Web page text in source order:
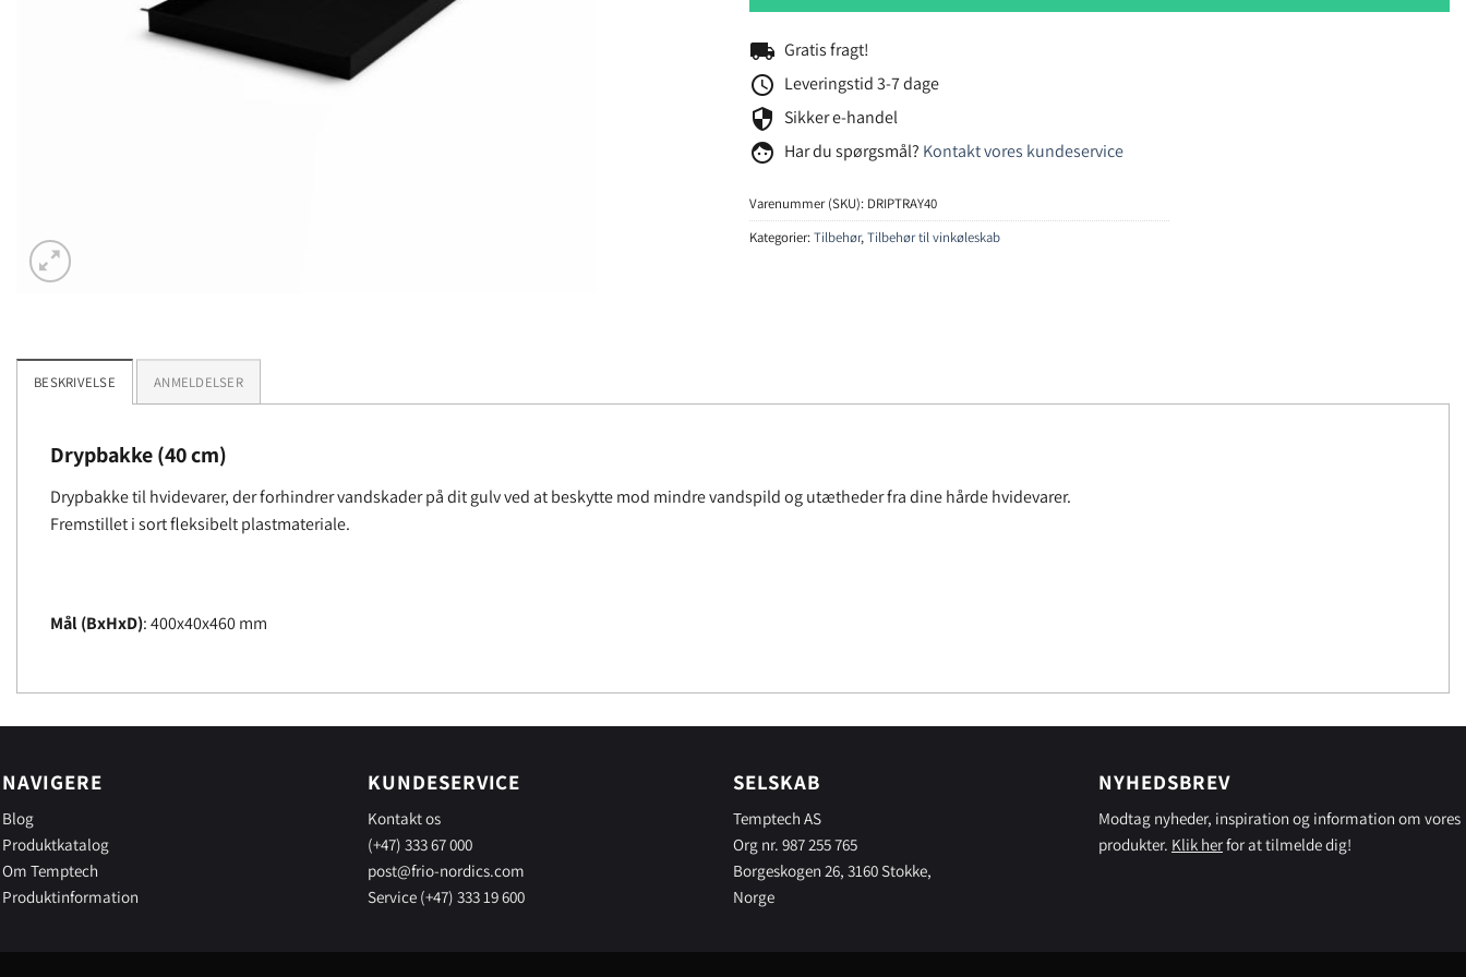
local_shipping Gratis fragt!
schedule Leveringstid 3-7 dage
security Sikker e-handel
face Har du spørgsmål? Kontakt vores kundeservice
Varenummer (SKU): DRIPTRAY40
Kategorier:Tilbehør,Tilbehør til vinkøleskab
BESKRIVELSE ANMELDELSER
Drypbakke (40 cm)
Drypbakke til hvidevarer, der forhindrer vandskader på dit gulv ved at beskytte mod mindre vandspild og utætheder fra dine hårde hvidevarer.
Fremstillet i sort fleksibelt plastmateriale.
Mål (BxHxD): 400x40x460 mm
NAVIGERE
Blog
Produktkatalog
Om Temptech
Produktinformation
KUNDESERVICE
Kontakt os
(+47) 333 67 000
post@frio-nordics.com
Service (+47) 333 19 600
SELSKAB
Temptech AS
Org nr. 987 255 765
Borgeskogen 26, 3160 Stokke,
Norge
NYHEDSBREV
Modtag nyheder, inspiration og information om vores
produkter. Klik herfor at tilmelde dig!